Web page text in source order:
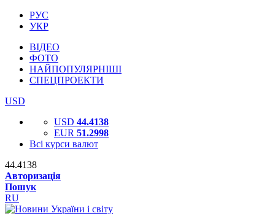
РУС
УКР
ВІДЕО
ФОТО
НАЙПОПУЛЯРНІШІ
СПЕЦПРОЕКТИ
USD
USD 44.4138
EUR 51.2998
Всі курси валют
44.4138
Авторизація
Пошук
RU